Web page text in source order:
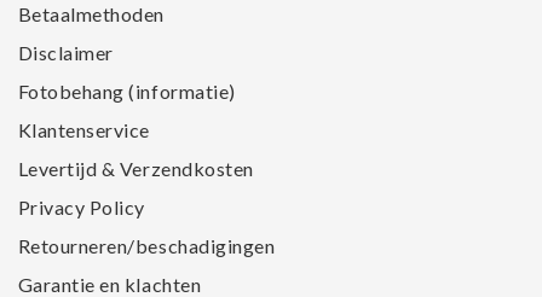
Betaalmethoden
Disclaimer
Fotobehang (informatie)
Klantenservice
Levertijd & Verzendkosten
Privacy Policy
Retourneren/beschadigingen
Garantie en klachten